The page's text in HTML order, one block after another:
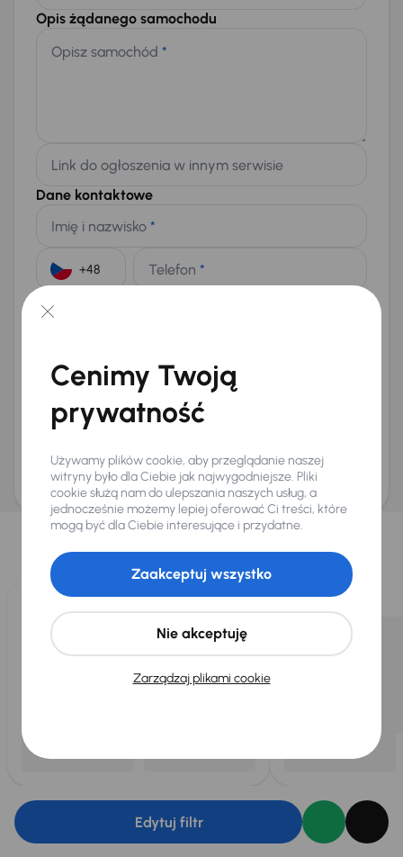
Opis żądanego samochodu
Opisz samochód *
Link do ogłoszenia w innym serwisie
Dane kontaktowe
Imię i nazwisko *
Telefon *
E-mail
Na numer telefonu (opcjonalnie)
Wyślij zapytanie
ani zagwarantowaną dostępnością pojazdu. AURES Holdings a.s., z siedzibą
Dopraváků 874/15, Čimice, 184 00 Praga 8, będzie przechowywać i przetwarzać
Twoje dane osobowe zgodnie z zasadami ochrony i przetwarzaniadanych
osobowych
Wybraliśmy dla Ciebie
Wybieramy dla Ciebienajlepsze pojazdyz naszej oferty. Kupimy
dla Ciebiedo 400 pojazdówkażdego dnia.
Edytuj filtr
Cenimy Twoją
prywatność
Używamy plików cookie, aby przeglądanie naszej
witryny było dla Ciebie jak najwygodniejsze. Pliki
cookie służą nam do ulepszania naszych usług, a
jednocześnie możemy lepiej oferować Ci treści, które
mogą być dla Ciebie interesujące i przydatne.
Zarządzaj plikami cookie
Nie akceptuję
Zaakceptuj wszystko